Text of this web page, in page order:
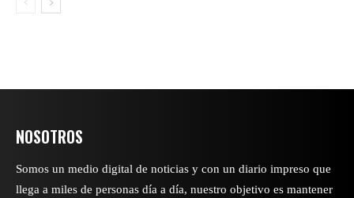
NOSOTROS
Somos un medio digital de noticias y con un diario impreso que
llega a miles de personas día a día, nuestro objetivo es mantener